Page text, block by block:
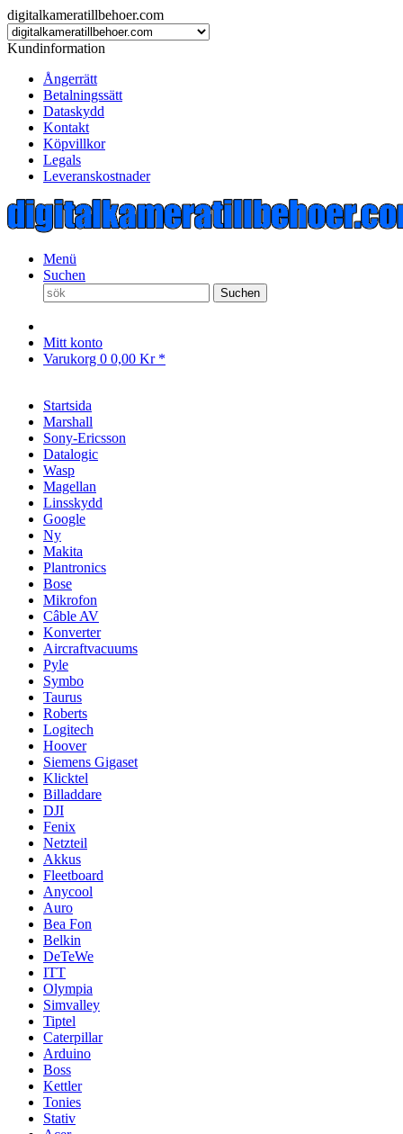
digitalkameratillbehoer.com
Kundinformation
Ångerrätt
Betalningssätt
Dataskydd
Kontakt
Köpvillkor
Legals
Leveranskostnader
Menü
Suchen
Suchen
Mitt konto
Varukorg 0 0,00 Kr *
Startsida
Marshall
Sony-Ericsson
Datalogic
Wasp
Magellan
Linsskydd
Google
Ny
Makita
Plantronics
Bose
Mikrofon
Câble AV
Konverter
Aircraftvacuums
Pyle
Symbo
Taurus
Roberts
Logitech
Hoover
Siemens Gigaset
Klicktel
Billaddare
DJI
Fenix
Netzteil
Akkus
Fleetboard
Anycool
Auro
Bea Fon
Belkin
DeTeWe
ITT
Olympia
Simvalley
Tiptel
Caterpillar
Arduino
Boss
Kettler
Tonies
Stativ